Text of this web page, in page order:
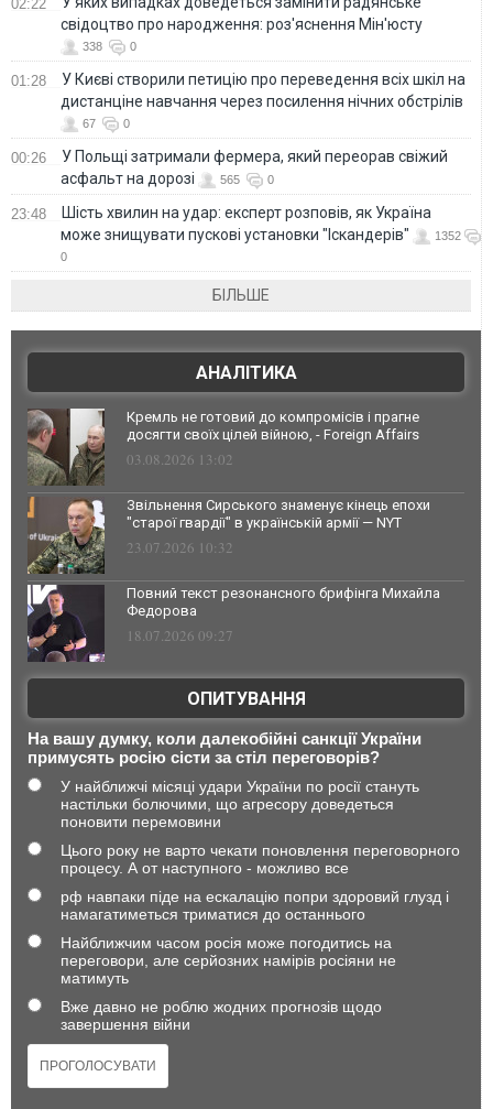
02:22
свідоцтво про народження: роз'яснення Мін'юсту
338 0
01:28
У Києві створили петицію про переведення всіх шкіл на
дистанціне навчання через посилення нічних обстрілів
67 0
00:26
У Польщі затримали фермера, який переорав свіжий
асфальт на дорозі
565 0
23:48
Шість хвилин на удар: експерт розповів, як Україна
може знищувати пускові установки "Іскандерів"
1352
0
БІЛЬШЕ
АНАЛІТИКА
Кремль не готовий до компромісів і прагне
досягти своїх цілей війною, - Foreign Affairs
03.08.2026 13:02
Звільнення Сирського знаменує кінець епохи
"старої гвардії" в українській армії — NYT
23.07.2026 10:32
Повний текст резонансного брифінга Михайла
Федорова
18.07.2026 09:27
ОПИТУВАННЯ
На вашу думку, коли далекобійні санкції України
примусять росію сісти за стіл переговорів?
У найближчі місяці удари України по росії стануть
настільки болючими, що агресору доведеться
поновити перемовини
Цього року не варто чекати поновлення переговорного
процесу. А от наступного - можливо все
рф навпаки піде на ескалацію попри здоровий глузд і
намагатиметься триматися до останнього
Найближчим часом росія може погодитись на
переговори, але серйозних намірів росіяни не
матимуть
Вже давно не роблю жодних прогнозів щодо
завершення війни